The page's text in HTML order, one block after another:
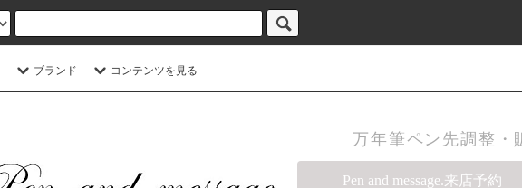
ブランド コンテンツを見る
万年筆ペン先調整
Pen and message.来店予約